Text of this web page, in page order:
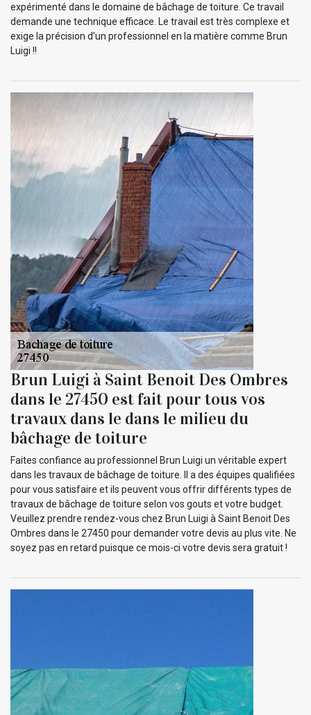
expérimenté dans le domaine de bâchage de toiture. Ce travail
demande une technique efficace. Le travail est très complexe et
exige la précision d’un professionnel en la matière comme Brun
Luigi !!
Brun Luigi à Saint Benoit Des Ombres
dans le 27450 est fait pour tous vos
travaux dans le dans le milieu du
bâchage de toiture
Faites confiance au professionnel Brun Luigi un véritable expert
dans les travaux de bâchage de toiture. Il a des équipes qualifiées
pour vous satisfaire et ils peuvent vous offrir différents types de
travaux de bâchage de toiture selon vos gouts et votre budget.
Veuillez prendre rendez-vous chez Brun Luigi à Saint Benoit Des
Ombres dans le 27450 pour demander votre devis au plus vite. Ne
soyez pas en retard puisque ce mois-ci votre devis sera gratuit !